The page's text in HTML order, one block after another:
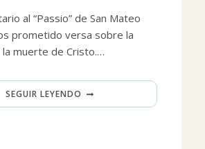
al “Passio” de San Mateo
prometido versa sobre la
la muerte de Cristo.…
SEGUIR LEYENDO